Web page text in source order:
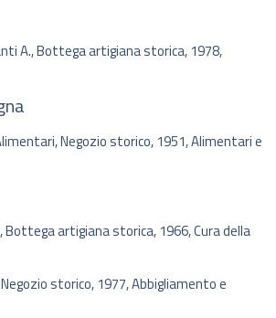
A., Bottega artigiana storica, 1978,
Negozio storico, 1951, Alimentari e
artigiana storica, 1966, Cura della
storico, 1977, Abbigliamento e